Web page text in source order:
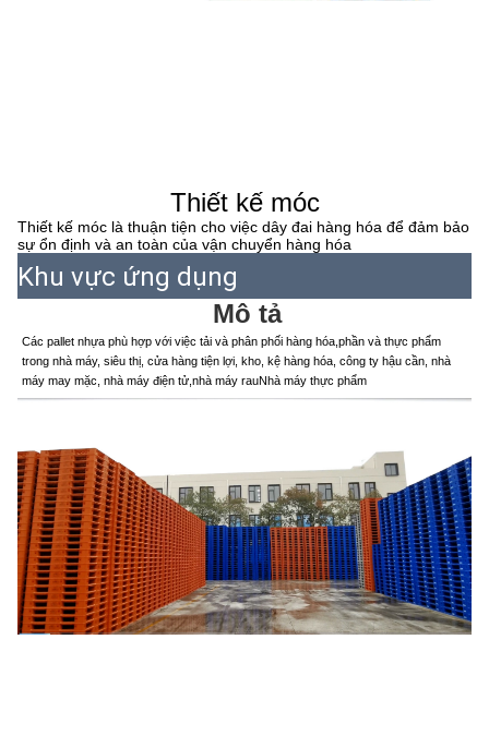
Thiết kế móc
Thiết kế móc là thuận tiện cho việc dây đai hàng hóa để đảm bảo
sự ổn định và an toàn của vận chuyển hàng hóa
Khu vực ứng dụng
Mô tả
Các pallet nhựa phù hợp với việc tải và phân phối hàng hóa,phần và thực phẩm
trong nhà máy, siêu thị, cửa hàng tiện lợi, kho, kệ hàng hóa, công ty hậu cần, nhà
máy may mặc, nhà máy điện tử,nhà máy rauNhà máy thực phẩm